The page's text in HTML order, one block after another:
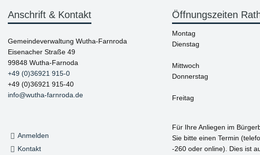
Anschrift & Kontakt
Gemeindeverwaltung Wutha-Farnroda
Eisenacher Straße 49
99848 Wutha-Farnoda
+49 (0)36921 915-0
+49 (0)36921 915-40
info@wutha-farnroda.de
Anmelden
Kontakt
Öffnungszeiten
Montag
Dienstag
Mittwoch
Donnerstag
Freitag
Für Ihre Anliegen im
Sie bitte einen Termin
-260 oder online). Dies ist